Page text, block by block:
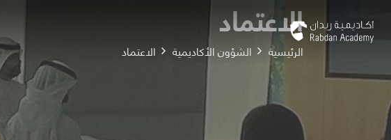
الاعتماد
الرئيسية الشؤون الأكاديمية الاعتماد